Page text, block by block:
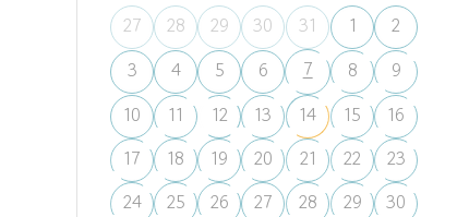
27 28 29 30 31 1
2
3
4 5 6 7 8
9
10
11 12 13 14 15
16
17
18 19 20 21 22
23
24
25 26 27 28 29
30